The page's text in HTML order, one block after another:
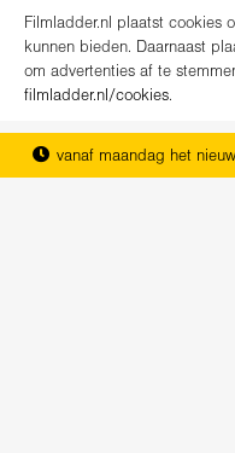
Filmladder.nl plaatst cookies
kunnen bieden. Daarnaast
om advertenties af te
filmladder.nl/cookies.
vanaf maandag het
het